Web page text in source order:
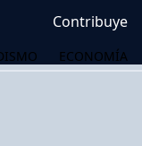
Contribuye
ECONOMÍA